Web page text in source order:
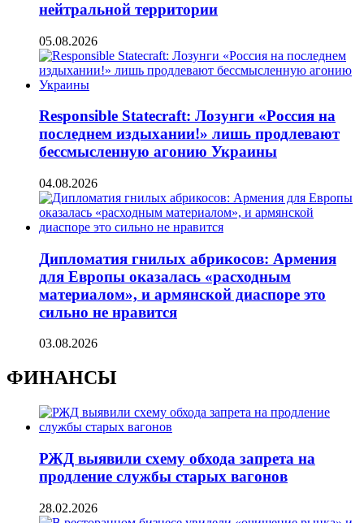
нейтральной территории
05.08.2026
Responsible Statecraft: Лозунги «Россия на
последнем издыхании!» лишь продлевают
бессмысленную агонию Украины
04.08.2026
Дипломатия гнилых абрикосов: Армения
для Европы оказалась «расходным
материалом», и армянской диаспоре это
сильно не нравится
03.08.2026
ФИНАНСЫ
РЖД выявили схему обхода запрета на
продление службы старых вагонов
28.02.2026